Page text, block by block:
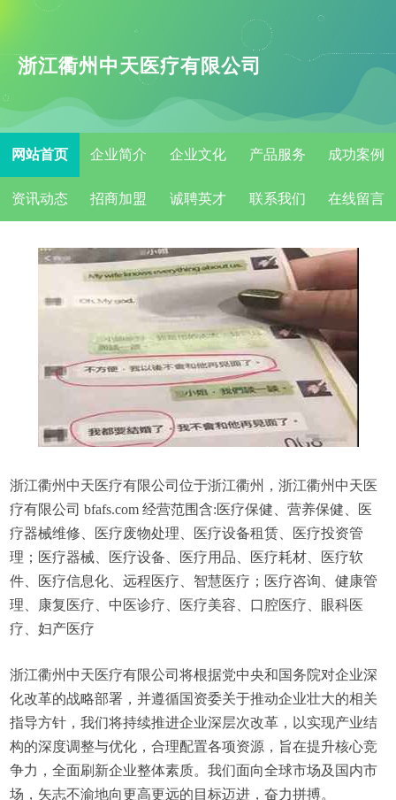
浙江衢州中天医疗有限公司
网站首页 企业简介 企业文化 产品服务 成功案例
资讯动态 招商加盟 诚聘英才 联系我们 在线留言
浙江衢州中天医疗有限公司位于浙江衢州，浙江衢州中天医
疗有限公司 bfafs.com 经营范围含:医疗保健、营养保健、医
疗器械维修、医疗废物处理、医疗设备租赁、医疗投资管
理；医疗器械、医疗设备、医疗用品、医疗耗材、医疗软
件、医疗信息化、远程医疗、智慧医疗；医疗咨询、健康管
理、康复医疗、中医诊疗、医疗美容、口腔医疗、眼科医
疗、妇产医疗
浙江衢州中天医疗有限公司将根据党中央和国务院对企业深
化改革的战略部署，并遵循国资委关于推动企业壮大的相关
指导方针，我们将持续推进企业深层次改革，以实现产业结
构的深度调整与优化，合理配置各项资源，旨在提升核心竞
争力，全面刷新企业整体素质。我们面向全球市场及国内市
场，矢志不渝地向更高更远的目标迈进，奋力拼搏。